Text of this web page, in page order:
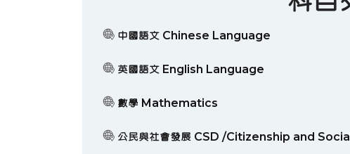
中國語文 Chinese Language
英國語文 English Language
數學 Mathematics
公民與社會發展 CSD /Citizenship and